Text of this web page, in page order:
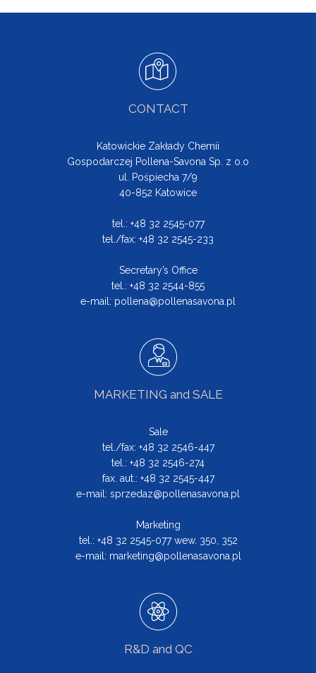
CONTACT
Katowickie Zakłady Chemii
Gospodarczej Pollena-Savona Sp. z o.o
ul. Pośpiecha 7/9
40-852 Katowice
tel.: +48 32 2545-077
tel./fax: +48 32 2545-233
Secretary’s Office
tel.: +48 32 2544-855
e-mail: pollena@pollenasavona.pl
MARKETING and SALE
Sale
tel./fax: +48 32 2546-447
tel.: +48 32 2546-274
fax. aut.: +48 32 2545-447
e-mail: sprzedaz@pollenasavona.pl
Marketing
tel.: +48 32 2545-077 wew. 350, 352
e-mail: marketing@pollenasavona.pl
R&D and QC